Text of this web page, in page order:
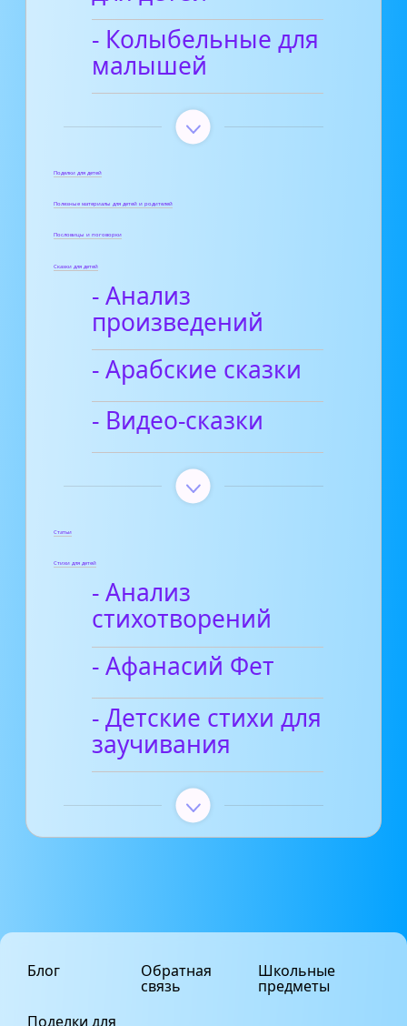
- Колыбельные для
малышей
Поделки для детей
Полезные материалы для детей и родителей
Пословицы и поговорки
Сказки для детей
- Анализ
произведений
- Арабские сказки
- Видео-сказки
Статьи
Стихи для детей
- Анализ
стихотворений
- Афанасий Фет
- Детские стихи для
заучивания
Блог
Поделки для
Обратная
связь
Школьные
предметы